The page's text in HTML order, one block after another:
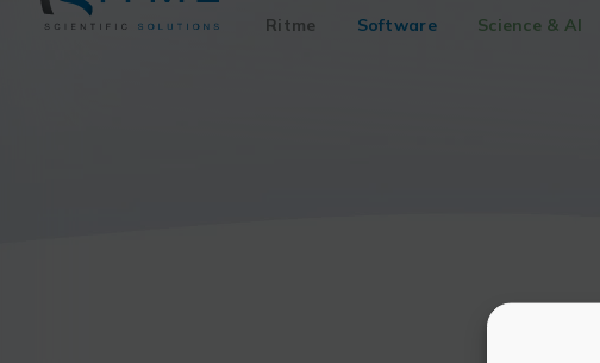
Ritme Software Science & AI